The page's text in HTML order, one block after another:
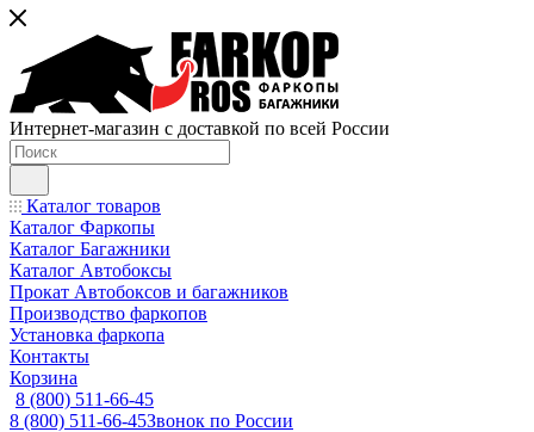
Интернет-магазин с доставкой по всей России
Каталог товаров
Каталог Фаркопы
Каталог Багажники
Каталог Автобоксы
Прокат Автобоксов и багажников
Производство фаркопов
Установка фаркопа
Контакты
Корзина
8 (800) 511-66-45
8 (800) 511-66-45Звонок по России